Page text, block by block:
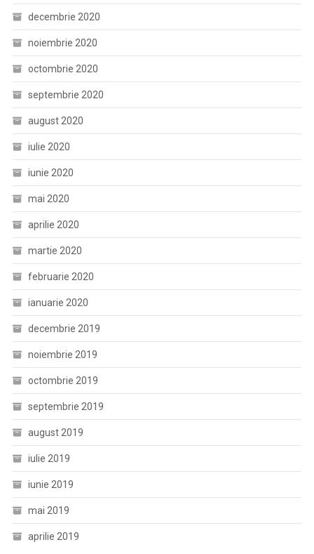
decembrie 2020
noiembrie 2020
octombrie 2020
septembrie 2020
august 2020
iulie 2020
iunie 2020
mai 2020
aprilie 2020
martie 2020
februarie 2020
ianuarie 2020
decembrie 2019
noiembrie 2019
octombrie 2019
septembrie 2019
august 2019
iulie 2019
iunie 2019
mai 2019
aprilie 2019